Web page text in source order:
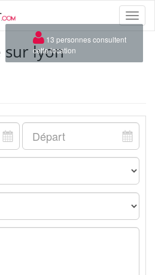
Toggle
sur lyon
×
13 personnes consultent
cette location